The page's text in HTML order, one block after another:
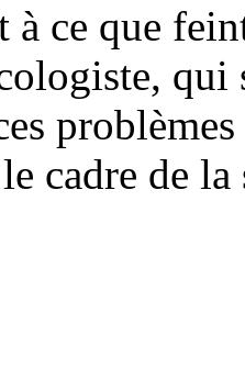
à ce que
qui
cadre de